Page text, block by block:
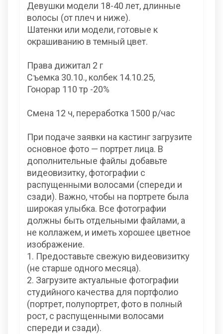
Девушки модели 18-40 лет, длинные
волосы (от плеч и ниже).
Шатенки или модели‚ готовые к
окрашиванию в темный цвет.
Права дижитал 2 г
Съемка 30.10., колбек 14.10.25,
Гонорар 110 тр -20%
Смена 12 ч, переработка 1500 р/час
При подаче заявки на кастинг загрузите
основное фото — портрет лица. В
дополнительные файлы добавьте
видеовизитку, фотографии с
распущенными волосами (спереди и
сзади). Важно, чтобы на портрете была
широкая улыбка. Все фотографии
должны быть отдельными файлами, а
не коллажем, и иметь хорошее цветное
изображение.
1. Предоставьте свежую видеовизитку
(не старше одного месяца).
2. Загрузите актуальные фотографии
студийного качества для портфолио
(портрет, полупортрет, фото в полный
рост, с распущенными волосами
спереди и сзади).